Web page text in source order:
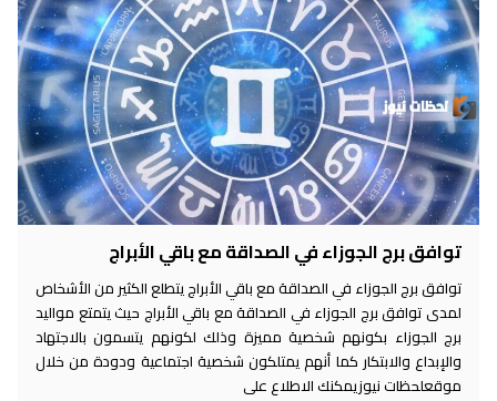
توافق برج الجوزاء في الصداقة مع باقي الأبراج
توافق برج الجوزاء في الصداقة مع باقي الأبراج يتطلع الكثير من الأشخاص
لمدى توافق برج الجوزاء في الصداقة مع باقي الأبراج حيث يتمتع مواليد
برج الجوزاء بكونهم شخصية مميزة وذلك لكونهم يتسمون بالاجتهاد
والإبداع والابتكار كما أنهم يمتلكون شخصية اجتماعية ودودة من خلال
موقعلحظات نيوزيمكنك الاطلاع على